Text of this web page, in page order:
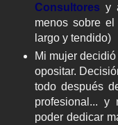
Consultores y
menos sobre
largo y tendido)
Mi mujer
opositar.
todo después
profesional... y
poder dedicar